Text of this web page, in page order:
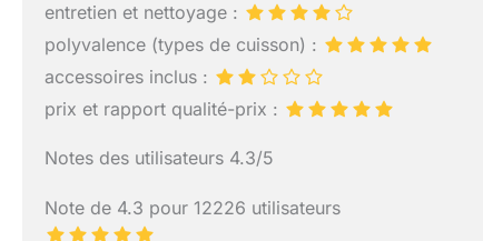
entretien et nettoyage :
polyvalence (types de cuisson) :
accessoires inclus :
prix et rapport qualité-prix :
Notes des utilisateurs 4.3/5
Note de 4.3 pour 12226 utilisateurs